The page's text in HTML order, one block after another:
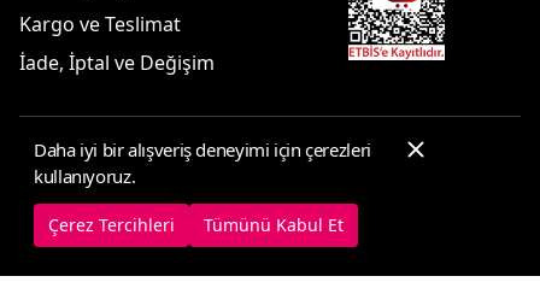
Kargo ve Teslimat
İade, İptal ve Değişim
© 2025 ElbiseBul -
Çerez Tercihleri Çerez Politikası
Daha iyi bir alışveriş deneyimi için çerezleri
kullanıyoruz.
Çerez Tercihleri Tümünü Kabul Et